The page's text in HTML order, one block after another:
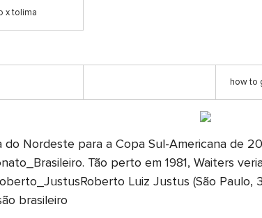
x tolima
how to
Nordeste para a Copa Sul-Americana de
Tão perto em 1981, Waiters
Luiz Justus (São
brasileiro